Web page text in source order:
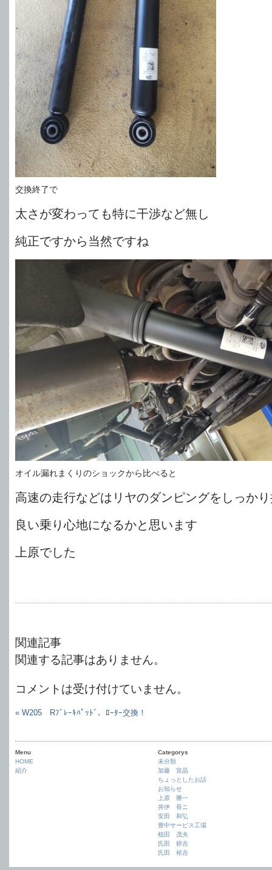
交換終了で
太さが変わっても特に干渉など無し
純正ですから当然ですね
オイル漏れまくりのショックから比べると
高速の走行などはリヤのダンピングをしっか
良い乗り心地になるかと思います
上原でした
関連記事
関連する記事はありません。
コメントは受け付けていません。
« W205 Rﾌﾞﾚｰｷﾊﾟｯﾄﾞ、ﾛｰﾀｰ交換！
Menu
HOME
紹介
Categorys
未分類
加藤 宣晶
ちょっとしたお話
お知らせ
上原 勝一
井伊 長ニ
安田 和弘
豊中サービス工場
植田 茂夫
氏田 耕吉
氏田 裕吉